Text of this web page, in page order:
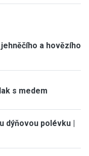
a hovězího
s medem
dýňovou polévku |